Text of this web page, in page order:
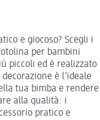
e giocoso? Scegli i
per bambini
piccoli ed è realizzato
è l’ideale
tua bimba e rendere
alla qualità: i
pratico e